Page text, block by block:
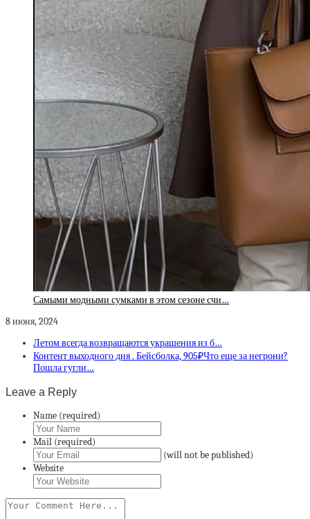
Самыми модными сумками в этом сезоне счи…
8 июня, 2024
Летом всегда возвращаются украшения из б…
Контент выходного дня . Бейсболка, 905₽Что еще за негрони?
Пошла гугли…
Leave a Reply
Name (required)
Mail (required)
(will not be published)
Website